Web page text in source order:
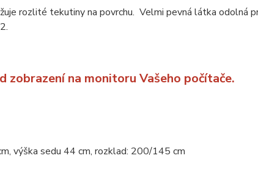
rozlité tekutiny na povrchu. Velmi pevná látka odolná
na monitoru Vašeho počítače.
výška sedu 44 cm, rozklad: 200/145 cm